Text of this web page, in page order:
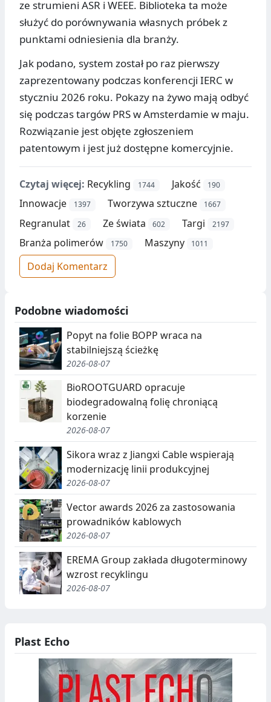
ze strumieni ASR i WEEE. Biblioteka ta może
służyć do porównywania własnych próbek z
punktami odniesienia dla branży.
Jak podano, system został po raz pierwszy
zaprezentowany podczas konferencji IERC w
styczniu 2026 roku. Pokazy na żywo mają odbyć
się podczas targów PRS w Amsterdamie w maju.
Rozwiązanie jest objęte zgłoszeniem
patentowym i jest już dostępne komercyjnie.
Czytaj więcej: Recykling 1744 Jakość 190
Innowacje 1397 Tworzywa sztuczne 1667
Regranulat 26 Ze świata 602 Targi 2197
Branża polimerów 1750 Maszyny 1011
Dodaj Komentarz
Podobne wiadomości
Popyt na folie BOPP wraca na
stabilniejszą ścieżkę
2026-08-07
BioROOTGUARD opracuje
biodegradowalną folię chroniącą
korzenie
2026-08-07
Sikora wraz z Jiangxi Cable wspierają
modernizację linii produkcyjnej
2026-08-07
Vector awards 2026 za zastosowania
prowadników kablowych
2026-08-07
EREMA Group zakłada długoterminowy
wzrost recyklingu
2026-08-07
Plast Echo